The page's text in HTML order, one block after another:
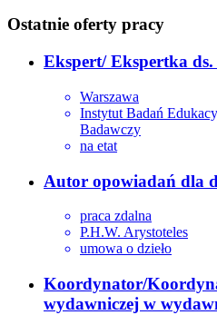
Ostatnie oferty pracy
Ekspert/ Ekspertka
Warszawa
Instytut Badań
Badawczy
na etat
Autor opowiadań dla
praca zdalna
P.H.W. Arystoteles
umowa o dzieło
Koordynator/
wydawniczej w